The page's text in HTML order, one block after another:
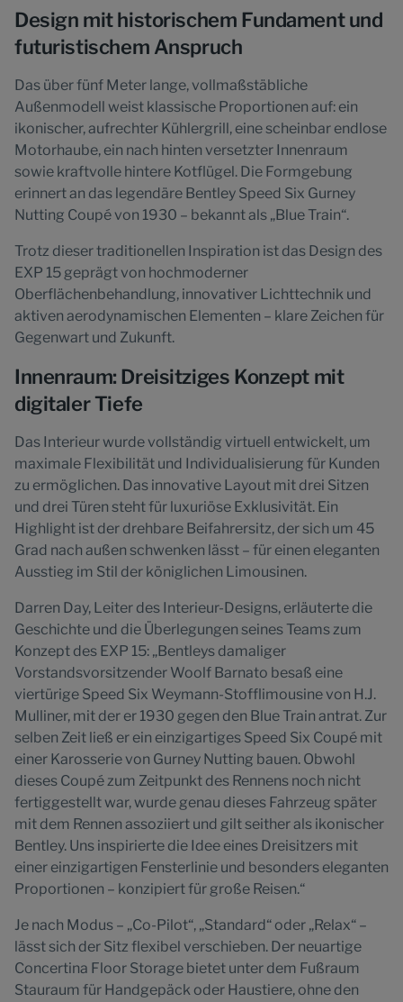
Design mit historischem Fundament und
futuristischem Anspruch
Das über fünf Meter lange, vollmaßstäbliche
Außenmodell weist klassische Proportionen auf: ein
ikonischer, aufrechter Kühlergrill, eine scheinbar endlose
Motorhaube, ein nach hinten versetzter Innenraum
sowie kraftvolle hintere Kotflügel. Die Formgebung
erinnert an das legendäre Bentley Speed Six Gurney
Nutting Coupé von 1930 – bekannt als „Blue Train“.
Trotz dieser traditionellen Inspiration ist das Design des
EXP 15 geprägt von hochmoderner
Oberflächenbehandlung, innovativer Lichttechnik und
aktiven aerodynamischen Elementen – klare Zeichen für
Gegenwart und Zukunft.
Innenraum: Dreisitziges Konzept mit
digitaler Tiefe
Das Interieur wurde vollständig virtuell entwickelt, um
maximale Flexibilität und Individualisierung für Kunden
zu ermöglichen. Das innovative Layout mit drei Sitzen
und drei Türen steht für luxuriöse Exklusivität. Ein
Highlight ist der drehbare Beifahrersitz, der sich um 45
Grad nach außen schwenken lässt – für einen eleganten
Ausstieg im Stil der königlichen Limousinen.
Darren Day, Leiter des Interieur-Designs, erläuterte die
Geschichte und die Überlegungen seines Teams zum
Konzept des EXP 15: „Bentleys damaliger
Vorstandsvorsitzender Woolf Barnato besaß eine
viertürige Speed Six Weymann-Stofflimousine von H.J.
Mulliner, mit der er 1930 gegen den Blue Train antrat. Zur
selben Zeit ließ er ein einzigartiges Speed Six Coupé mit
einer Karosserie von Gurney Nutting bauen. Obwohl
dieses Coupé zum Zeitpunkt des Rennens noch nicht
fertiggestellt war, wurde genau dieses Fahrzeug später
mit dem Rennen assoziiert und gilt seither als ikonischer
Bentley. Uns inspirierte die Idee eines Dreisitzers mit
einer einzigartigen Fensterlinie und besonders eleganten
Proportionen – konzipiert für große Reisen.“
Je nach Modus – „Co-Pilot“, „Standard“ oder „Relax“ –
lässt sich der Sitz flexibel verschieben. Der neuartige
Concertina Floor Storage bietet unter dem Fußraum
Stauraum für Handgepäck oder Haustiere, ohne den